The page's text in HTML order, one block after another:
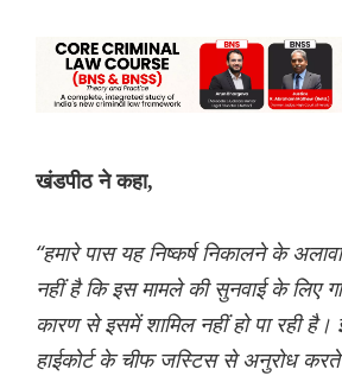
खंडपीठ ने कहा,
“हमारे पास यह निष्कर्ष निकालने के
नहीं है कि इस मामले की सुनवाई के लिए
कारण से इसमें शामिल नहीं हो पा रही
हाईकोर्ट के चीफ जस्टिस से अनुरोध